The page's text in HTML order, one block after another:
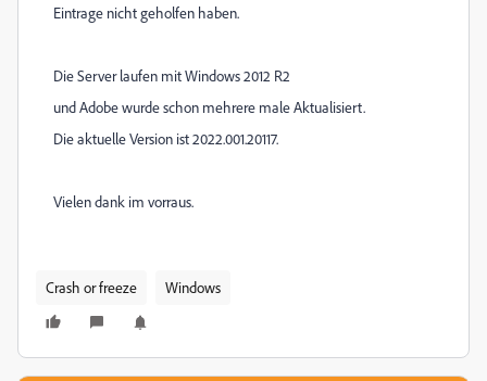
Eintrage nicht geholfen haben.
Die Server laufen mit Windows 2012 R2
und Adobe wurde schon mehrere male Aktualisiert.
Die aktuelle Version ist 2022.001.20117.
Vielen dank im vorraus.
Crash or freeze Windows